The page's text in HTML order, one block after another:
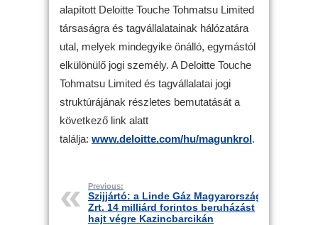
alapított Deloitte Touche Tohmatsu Limited
társaságra és tagvállalatainak hálózatára
utal, melyek mindegyike önálló, egymástól
elkülönülő jogi személy. A Deloitte Touche
Tohmatsu Limited és tagvállalatai jogi
struktúrájának részletes bemutatását a
következő link alatt
találja: www.deloitte.com/hu/magunkrol.
Previous:
Szijjártó: a Linde Gáz Magyarország
Zrt. 14 milliárd forintos beruházást
hajt végre Kazincbarcikán